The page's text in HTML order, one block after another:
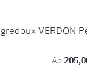
VERDON
Regulärer
Ab